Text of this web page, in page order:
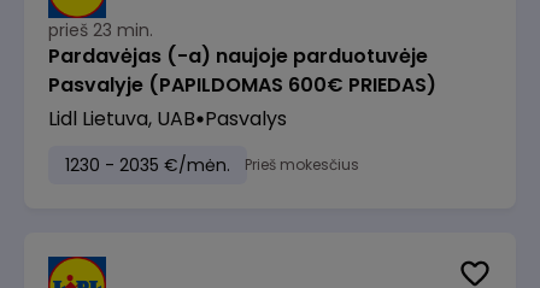
prieš 23 min.
Pardavėjas (-a) naujoje parduotuvėje
Pasvalyje (PAPILDOMAS 600€ PRIEDAS)
Lidl Lietuva, UAB Pasvalys
1230 - 2035 €/mėn. Prieš mokesčius